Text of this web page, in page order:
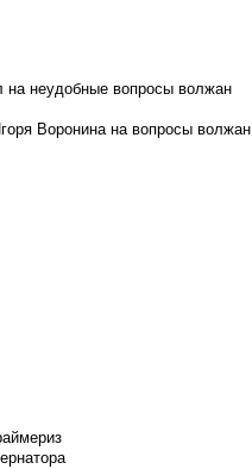
на неудобные вопросы волжан
Воронина на вопросы волжан